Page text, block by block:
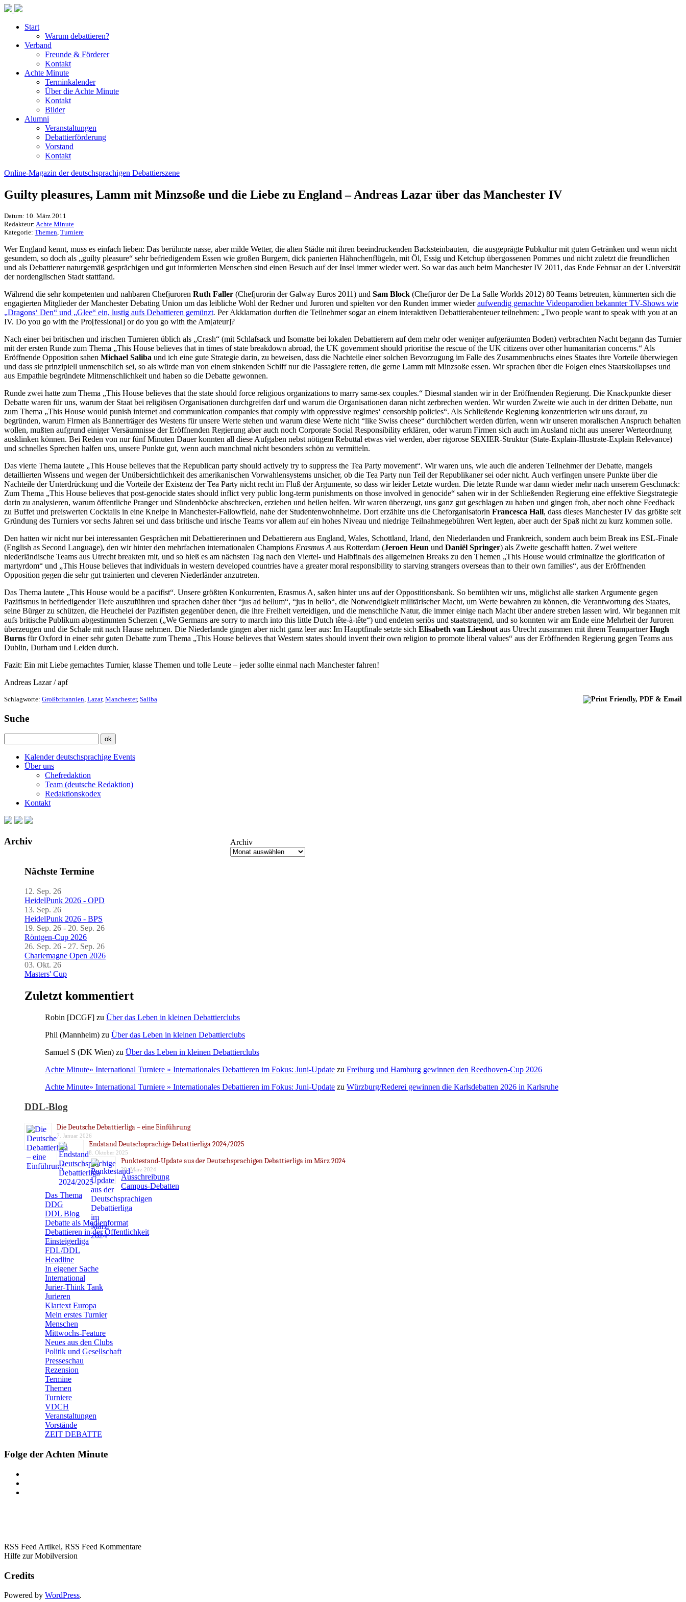
Start
Warum debattieren?
Verband
Freunde & Förderer
Kontakt
Achte Minute
Terminkalender
Über die Achte Minute
Kontakt
Bilder
Alumni
Veranstaltungen
Debattierförderung
Vorstand
Kontakt
Online-Magazin der deutschsprachigen Debattierszene
Guilty pleasures, Lamm mit Minzsoße und die Liebe zu England – Andreas Lazar über das Manchester IV
Datum: 10. März 2011
Redakteur: Achte Minute
Kategorie: Themen Turniere
Wer England kennt, muss es einfach lieben: Das berühmte nasse, aber milde Wetter, die alten Städte mit ihren beeindruckenden Backsteinbauten, die ausgeprägte Pubkultur mit guten Getränken und wenn nicht
gesundem, so doch als „guilty pleasure“ sehr befriedigendem Essen wie großen Burgern, dick panierten Hähnchenflügeln, mit Öl, Essig und Ketchup übergossenen Pommes und nicht zuletzt die freundlichen
und als Debattierer naturgemäß gesprächigen und gut informierten Menschen sind einen Besuch auf der Insel immer wieder wert. So war das auch beim Manchester IV 2011, das Ende Februar an der Universität
der nordenglischen Stadt stattfand.
Während die sehr kompetenten und nahbaren Chefjuroren Ruth Faller (Chefjurorin der Galway Euros 2011) und Sam Block (Chefjuror der De La Salle Worlds 2012) 80 Teams betreuten, kümmerten sich die
engagierten Mitglieder der Manchester Debating Union um das leibliche Wohl der Redner und Juroren und spielten vor den Runden immer wiederaufwendig gemachte Videoparodien bekannter TV-Shows wie
„Dragons‘ Den“ und „Glee“ ein, lustig aufs Debattieren gemünzt. Per Akklamation durften die Teilnehmer sogar an einem interaktiven Debattierabenteuer teilnehmen: „Two people want to speak with you at an
IV. Do you go with the Pro[fessional] or do you go with the Am[ateur]?
Nach einer bei britischen und irischen Turnieren üblich als „Crash“ (mit Schlafsack und Isomatte bei lokalen Debattierern auf dem mehr oder weniger aufgeräumten Boden) verbrachten Nacht begann das Turnier
mit der ersten Runde zum Thema „This House believes that in times of state breakdown abroad, the UK government should prioritise the rescue of the UK citizens over other humanitarian concerns.“ Als
Eröffnende Opposition sahen Michael Saliba und ich eine gute Strategie darin, zu beweisen, dass die Nachteile einer solchen Bevorzugung im Falle des Zusammenbruchs eines Staates ihre Vorteile überwiegen
und dass sie prinzipiell unmenschlich sei, so als würde man von einem sinkenden Schiff nur die Passagiere retten, die gerne Lamm mit Minzsoße essen. Wir sprachen über die Folgen eines Staatskollapses und
aus Empathie begründete Mitmenschlichkeit und haben so die Debatte gewonnen.
Runde zwei hatte zum Thema „This House believes that the state should force religious organizations to marry same-sex couples.“ Diesmal standen wir in der Eröffnenden Regierung. Die Knackpunkte dieser
Debatte waren für uns, warum der Staat bei religiösen Organisationen durchgreifen darf und warum die Organisationen daran nicht zerbrechen werden. Wir wurden Zweite wie auch in der dritten Debatte, nun
zum Thema „This House would punish internet and communication companies that comply with oppressive regimes‘ censorship policies“. Als Schließende Regierung konzentrierten wir uns darauf, zu
begründen, warum Firmen als Bannerträger des Westens für unsere Werte stehen und warum diese Werte nicht “like Swiss cheese“ durchlöchert werden dürfen, wenn wir unseren moralischen Anspruch behalten
wollen, mußten aufgrund einiger Versäumnisse der Eröffnenden Regierung aber auch noch Corporate Social Responsibility erklären, oder warum Firmen sich auch im Ausland nicht aus unserer Werteordnung
ausklinken können. Bei Reden von nur fünf Minuten Dauer konnten all diese Aufgaben nebst nötigem Rebuttal etwas viel werden, aber rigorose SEXIER-Struktur (State-Explain-Illustrate-Explain Relevance)
und schnelles Sprechen halfen uns, unsere Punkte gut, wenn auch manchmal nicht besonders schön zu vermitteln.
Das vierte Thema lautete „This House believes that the Republican party should actively try to suppress the Tea Party movement“. Wir waren uns, wie auch die anderen Teilnehmer der Debatte, mangels
detaillierten Wissens und wegen der Unübersichtlichkeit des amerikanischen Vorwahlensystems unsicher, ob die Tea Party nun Teil der Republikaner sei oder nicht. Auch verfingen unsere Punkte über die
Nachteile der Unterdrückung und die Vorteile der Existenz der Tea Party nicht recht im Fluß der Argumente, so dass wir leider Letzte wurden. Die letzte Runde war dann wieder mehr nach unserem Geschmack:
Zum Thema „This House believes that post-genocide states should inflict very public long-term punishments on those involved in genocide“ sahen wir in der Schließenden Regierung eine effektive Siegstrategie
darin zu analysieren, warum öffentliche Pranger und Sündenböcke abschrecken, erziehen und heilen helfen. Wir waren überzeugt, uns ganz gut geschlagen zu haben und gingen froh, aber noch ohne Feedback
zu Buffet und preiswerten Cocktails in eine Kneipe in Manchester-Fallowfield, nahe der Studentenwohnheime. Dort erzählte uns die Cheforganisatorin Francesca Hall, dass dieses Manchester IV das größte seit
Gründung des Turniers vor sechs Jahren sei und dass britische und irische Teams vor allem auf ein hohes Niveau und niedrige Teilnahmegebühren Wert legten, aber auch der Spaß nicht zu kurz kommen solle.
Den hatten wir nicht nur bei interessanten Gesprächen mit Debattiererinnen und Debattierern aus England, Wales, Schottland, Irland, den Niederlanden und Frankreich, sondern auch beim Break ins ESL-Finale
(English as Second Language), den wir hinter den mehrfachen internationalen Champions Erasmus A aus Rotterdam (Jeroen Heun und Daniël Springer) als Zweite geschafft hatten. Zwei weitere
niederländische Teams aus Utrecht breakten mit, und so hieß es am nächsten Tag nach den Viertel- und Halbfinals des allgemeinen Breaks zu den Themen „This House would criminalize the glorification of
martyrdom“ und „This House believes that individuals in western developed countries have a greater moral responsibility to starving strangers overseas than to their own families“, aus der Eröffnenden
Opposition gegen die sehr gut trainierten und cleveren Niederländer anzutreten.
Das Thema lautete „This House would be a pacifist“. Unsere größten Konkurrenten, Erasmus A, saßen hinter uns auf der Oppostitionsbank. So bemühten wir uns, möglichst alle starken Argumente gegen
Pazifismus in befriedigender Tiefe auszuführen und sprachen daher über “jus ad bellum“, “jus in bello“, die Notwendigkeit militärischer Macht, um Werte bewahren zu können, die Verantwortung des Staates,
seine Bürger zu schützen, die Heuchelei der Pazifisten gegenüber denen, die ihre Freiheit verteidigen, und die menschliche Natur, die immer einige nach Macht über andere streben lassen wird. Wir begannen mit
aufs britische Publikum abgestimmten Scherzen („We Germans are sorry to march into this little Dutch tête-à-tête“) und endeten seriös und staatstragend, und so konnten wir am Ende eine Mehrheit der Juroren
überzeugen und die Schale mit nach Hause nehmen. Die Niederlande gingen aber nicht ganz leer aus: Im Hauptfinale setzte sich Elisabeth van Lieshout aus Utrecht zusammen mit ihrem TeampartnerHugh
Burns für Oxford in einer sehr guten Debatte zum Thema „This House believes that Western states should invent their own religion to promote liberal values“ aus der Eröffnenden Regierung gegen Teams aus
Dublin, Durham und Leiden durch.
Fazit: Ein mit Liebe gemachtes Turnier, klasse Themen und tolle Leute – jeder sollte einmal nach Manchester fahren!
Andreas Lazar / apf
Schlagworte: Großbritannien Lazar, Manchester, Saliba
Suche
Kalender deutschsprachige Events
Über uns
Chefredaktion
Team (deutsche Redaktion)
Redaktionskodex
Kontakt
Archiv Archiv
Nächste Termine
12. Sep. 26
HeidelPunk 2026 - OPD
13. Sep. 26
HeidelPunk 2026 - BPS
19. Sep. 26 - 20. Sep. 26
Röntgen-Cup 2026
26. Sep. 26 - 27. Sep. 26
Charlemagne Open 2026
03. Okt. 26
Masters' Cup
Zuletzt kommentiert
Robin [DCGF] zu Über das Leben in kleinen Debattierclubs
Phil (Mannheim) zu Über das Leben in kleinen Debattierclubs
Samuel S (DK Wien) zu Über das Leben in kleinen Debattierclubs
Achte Minute» International Turniere » Internationales Debattieren im Fokus: Juni-Update zu Freiburg und Hamburg gewinnen den Reedhoven-Cup 2026
Achte Minute» International Turniere » Internationales Debattieren im Fokus: Juni-Update zu Würzburg/Rederei gewinnen die Karlsdebatten 2026 in Karlsruhe
DDL-Blog
Die Deutsche Debattierliga – eine Einführung
7. Januar 2026
Endstand Deutschsprachige Debattierliga 2024/2025
8. Oktober 2025
Punktestand-Update aus der Deutschsprachigen Debattierliga im März 2024
20. März 2024
Ausschreibung
Campus-Debatten
Das Thema
DDG
DDL Blog
Debatte als Medienformat
Debattieren in der Öffentlichkeit
Einsteigerliga
FDL/DDL
Headline
In eigener Sache
International
Jurier-Think Tank
Jurieren
Klartext Europa
Mein erstes Turnier
Menschen
Mittwochs-Feature
Neues aus den Clubs
Politik und Gesellschaft
Presseschau
Rezension
Termine
Themen
Turniere
VDCH
Veranstaltungen
Vorstände
ZEIT DEBATTE
Folge der Achten Minute
RSS Feed Artikel, RSS Feed Kommentare
Hilfe zur Mobilversion
Credits
Powered by WordPress.